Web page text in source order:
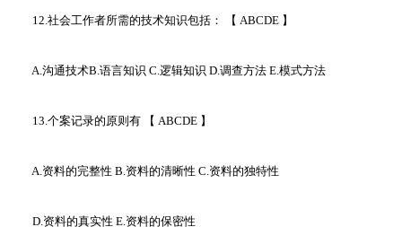
12.社会工作者所需的技术知识包括： 【 ABCDE 】
A.沟通技术B.语言知识 C.逻辑知识 D.调查方法 E.模式方法
13.个案记录的原则有 【 ABCDE 】
A.资料的完整性 B.资料的清晰性 C.资料的独特性
D.资料的真实性 E.资料的保密性